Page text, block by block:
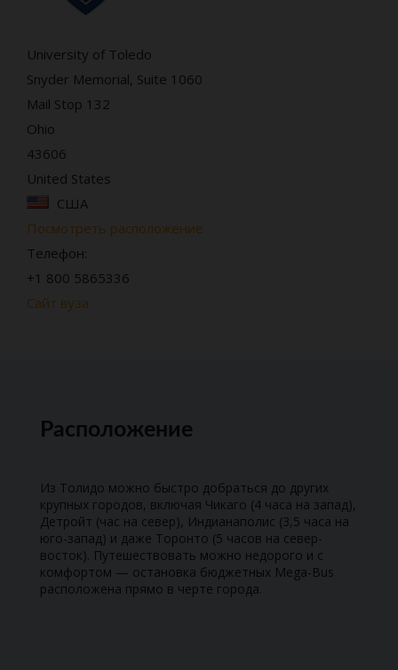
University of Toledo
Snyder Memorial, Suite 1060
Mail Stop 132
Ohio
43606
United States
США
Посмотреть расположение
Телефон:
+1 800 5865336
Сайт вуза
Расположение
Из Толидо можно быстро добраться до других
крупных городов, включая Чикаго (4 часа на запад),
Детройт (час на север), Индианаполис (3,5 часа на
юго-запад) и даже Торонто (5 часов на север-
восток). Путешествовать можно недорого и с
комфортом — остановка бюджетных Mega-Bus
расположена прямо в черте города.